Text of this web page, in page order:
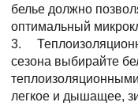
белье должно
оптимальный
3.
сезона выбирайте
легкое и дышащее,